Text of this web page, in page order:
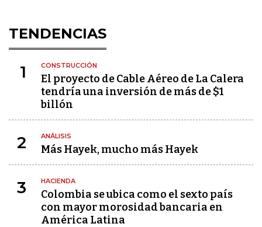
TENDENCIAS
1 CONSTRUCCIÓN
El proyecto de Cable Aéreo de La Calera
tendría una inversión de más de $1
billón
2 ANÁLISIS
Más Hayek, mucho más Hayek
3 HACIENDA
Colombia se ubica como el sexto país
con mayor morosidad bancaria en
América Latina